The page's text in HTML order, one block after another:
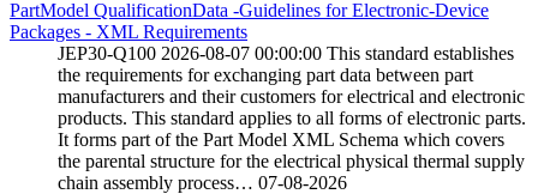
PartModel QualificationData -Guidelines for Electronic-Device
Packages - XML Requirements
JEP30-Q100 2026-08-07 00:00:00 This standard establishes
the requirements for exchanging part data between part
manufacturers and their customers for electrical and electronic
products. This standard applies to all forms of electronic parts.
It forms part of the Part Model XML Schema which covers
the parental structure for the electrical physical thermal supply
chain assembly process… 07-08-2026